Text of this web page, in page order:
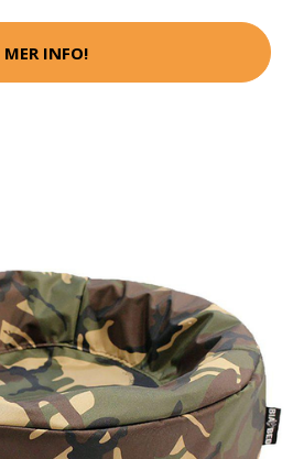
MER INFO!